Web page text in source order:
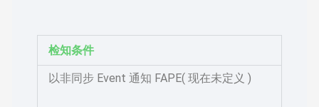
检知条件
以非同步 Event 通知 FAPE( 现在未定义 )